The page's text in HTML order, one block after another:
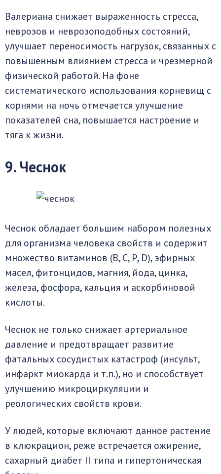
Валериана снижает выраженность стресса,
неврозов и неврозоподобных состояний,
улучшает переносимость нагрузок, связанных с
повышенным влиянием стресса и чрезмерной
физической работой. На фоне
систематического использования корневищ с
корнями на ночь отмечается улучшение
показателей сна, повышается настроение и
тяга к жизни.
9. Чеснок
Чеснок обладает большим набором полезных
для организма человека свойств и содержит
множество витаминов (В, С, Р, D), эфирных
масел, фитонцидов, магния, йода, цинка,
железа, фосфора, кальция и аскорбиновой
кислоты.
Чеснок не только снижает артериальное
давление и предотвращает развитие
фатальных сосудистых катастроф (инсульт,
инфаркт миокарда и т.п.), но и способствует
улучшению микроциркуляции и
реологических свойств крови.
У людей, которые включают данное растение
в клюкрацион, реже встречается ожирение,
сахарный диабет II типа и гипертоническая